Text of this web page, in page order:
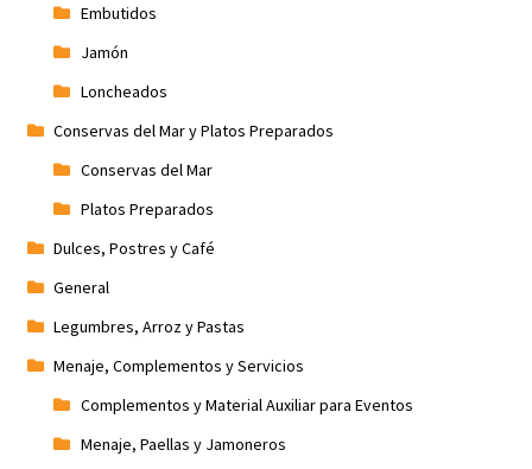
Embutidos
Jamón
Loncheados
Conservas del Mar y Platos Preparados
Conservas del Mar
Platos Preparados
Dulces, Postres y Café
General
Legumbres, Arroz y Pastas
Menaje, Complementos y Servicios
Complementos y Material Auxiliar para Eventos
Menaje, Paellas y Jamoneros